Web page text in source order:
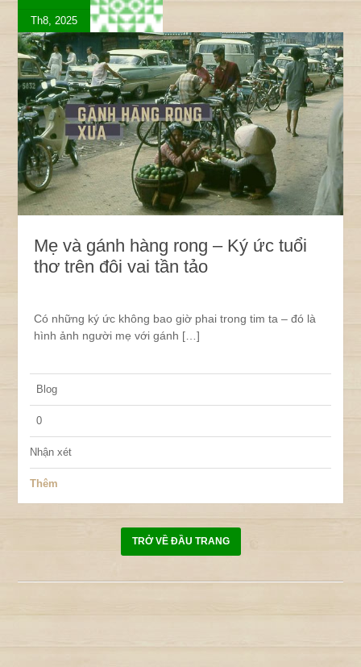
Th8, 2025
Mẹ và gánh hàng rong – Ký ức tuổi
thơ trên đôi vai tần tảo
Có những ký ức không bao giờ phai trong tim ta – đó là
hình ảnh người mẹ với gánh […]
Blog
0
Nhận xét
Thêm
TRỞ VỀ ĐẦU TRANG